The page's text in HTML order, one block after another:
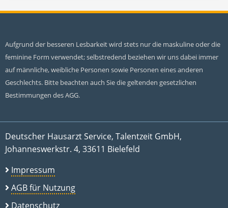
Aufgrund der besseren Lesbarkeit wird stets nur die maskuline oder die
feminine Form verwendet; selbstredend beziehen wir uns dabei immer
auf männliche, weibliche Personen sowie Personen eines anderen
Geschlechts. Bitte beachten auch Sie die geltenden gesetzlichen
Bestimmungen des AGG.
Deutscher Hausarzt Service, Talentzeit GmbH,
Johanneswerkstr. 4, 33611 Bielefeld
Impressum
AGB für Nutzung
Datenschutz